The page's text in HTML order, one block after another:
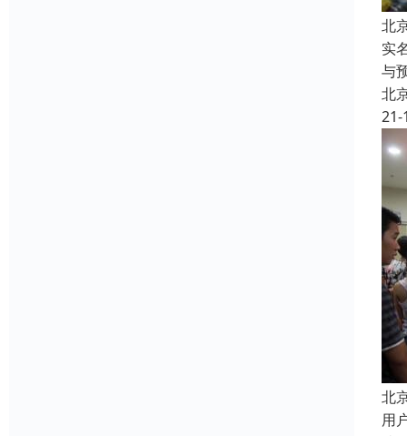
北
实
与
北
21-
北
用